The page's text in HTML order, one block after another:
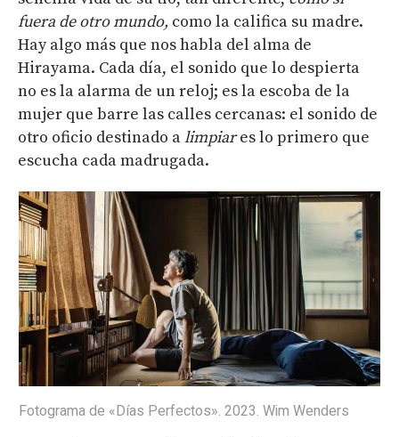
fuera de otro mundo, como la califica su madre.
Hay algo más que nos habla del alma de
Hirayama. Cada día, el sonido que lo despierta
no es la alarma de un reloj; es la escoba de la
mujer que barre las calles cercanas: el sonido de
otro oficio destinado alimpiares lo primero que
escucha cada madrugada.
Fotograma de «Días Perfectos». 2023. Wim Wenders